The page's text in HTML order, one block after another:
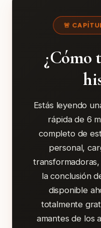
🚨
¿Cómo
Estás leyendo
rápida de 6
completo de
personal,
la conclusión
disponible
totalmente
amantes de los